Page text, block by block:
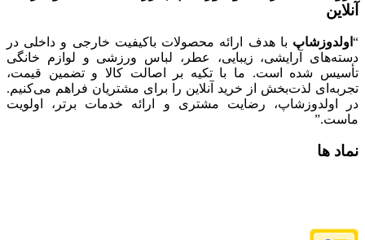
آنلاین
“ اولدوزشاپ با هدف ارائه محصولات باکیفیت خارجی و داخلی در
دسته‌های آرایشی، زیبایی، عطر، لباس ورزشی و لوازم خانگی
تأسیس شده است. ما با تکیه بر اصالت کالا و تضمین قیمت،
تجربه‌ای لذت‌بخش از خرید آنلاین را برای مشتریان فراهم می‌کنیم.
در اولدوزشاپ، رضایت مشتری و ارائه خدمات برتر، اولویت
ماست.”
نماد ها